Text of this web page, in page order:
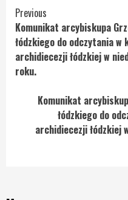
Continue
Reading
Previous
Komunikat arcybiskupa
łódzkiego do odczytania w
archidiecezji łódzkiej w
roku.
Komunikat
łódzkiego do
archidiecezji łódzkiej